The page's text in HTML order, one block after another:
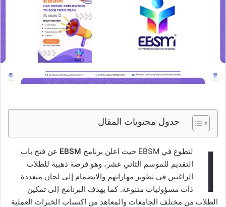
جدول محتويات المقال
ا لتطوع في EBSM حيث اعلن برنامج EBSM عن فتح باب
التقديم للموسم الثاني عشر، وهو فرصة ذهبية للطلاب
الراغبين في تطوير مهاراتهم والانضمام إلى لجان متعددة
ذات مسؤوليات متنوعة. كما يهدف البرنامج إلى تمكين
الطلاب من مختلف الجامعات والمعاهد من اكتساب الخبرات العملية